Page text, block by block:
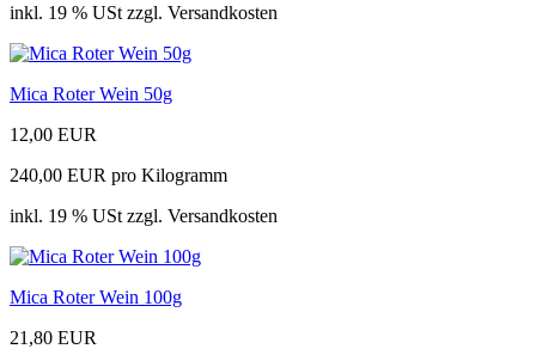
inkl. 19 % USt zzgl. Versandkosten
Mica Roter Wein 50g
12,00 EUR
240,00 EUR pro Kilogramm
inkl. 19 % USt zzgl. Versandkosten
Mica Roter Wein 100g
21,80 EUR